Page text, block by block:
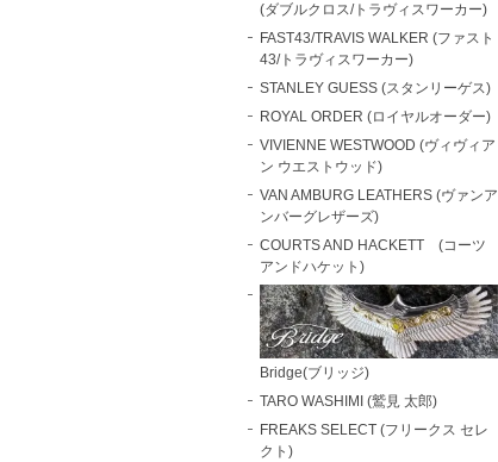
(ダブルクロス/トラヴィスワーカー)
FAST43/TRAVIS WALKER (ファスト
43/トラヴィスワーカー)
STANLEY GUESS (スタンリーゲス)
ROYAL ORDER (ロイヤルオーダー)
VIVIENNE WESTWOOD (ヴィヴィア
ン ウエストウッド)
VAN AMBURG LEATHERS (ヴァンア
ンバーグレザーズ)
COURTS AND HACKETT (コーツ
アンドハケット)
Bridge(ブリッジ)
TARO WASHIMI (鷲見 太郎)
FREAKS SELECT (フリークス セレ
クト)